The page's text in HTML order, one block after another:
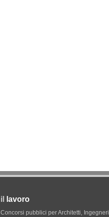
il lavoro
Concorsi pubblici per Architetti, Ingegneri